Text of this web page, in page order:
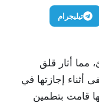
تيليجرام
أثار قلق
أثناء إجازتها في
قامت بتطمين